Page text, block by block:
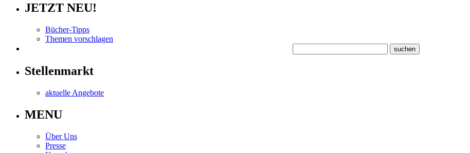
JETZT NEU!
Bücher-Tipps
Themen vorschlagen
Stellenmarkt
aktuelle Angebote
MENU
Über Uns
Presse